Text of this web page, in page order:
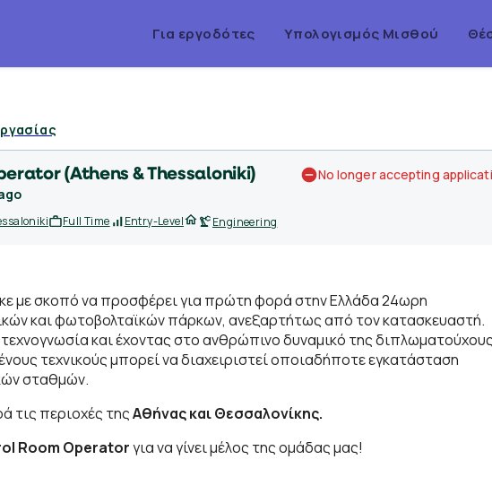
Για εργοδότες Yπολογισμός Μισθού
(Athens & Thessaloniki) No longer accepting
Full Time Entry-Level Engineering
με σκοπό να προσφέρει για πρώτη φορά στην Ελλάδα 24ωρη
και φωτοβολταϊκών πάρκων, ανεξαρτήτως από τον κατασκευαστή.
και έχοντας στο ανθρώπινο δυναμικό της διπλωματούχους
τεχνικούς μπορεί να διαχειριστεί οποιαδήποτε εγκατάσταση
σταθμών.
τις περιοχές τηςΑθήνας και Θεσσαλονίκης.
Room Operatorγια να γίνει μέλος της ομάδας μας!